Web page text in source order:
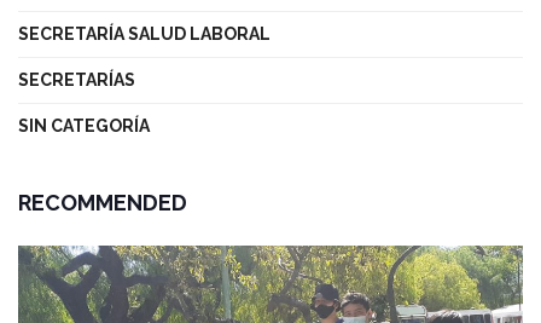
SECRETARÍA SALUD LABORAL
SECRETARÍAS
SIN CATEGORÍA
RECOMMENDED